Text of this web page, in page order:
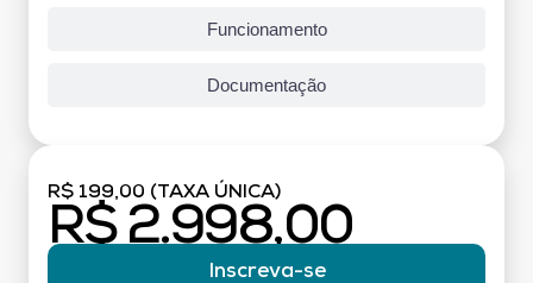
Funcionamento
Documentação
R$ 199,00 (TAXA ÚNICA)
R$ 2.998,00
Inscreva-se